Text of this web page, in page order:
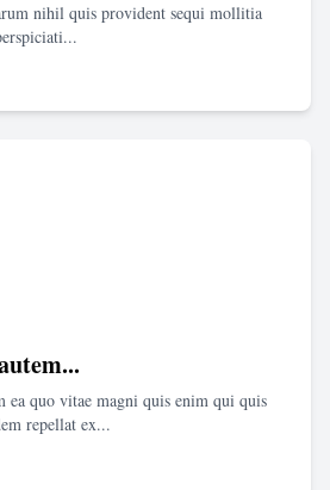
nihil quis provident sequi mollitia
ea quo vitae magni quis enim qui quis
repellat ex...